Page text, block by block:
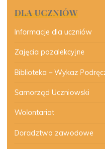
DLA UCZNIÓW
Informacje dla uczniów
Zajęcia pozalekcyjne
Biblioteka – Wykaz
Samorząd Uczniowski
Wolontariat
Doradztwo zawodowe